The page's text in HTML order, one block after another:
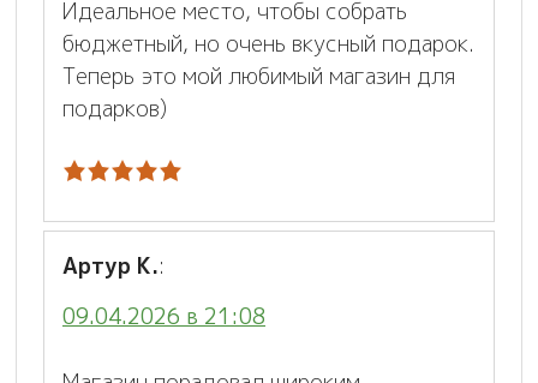
Идеальное место, чтобы собрать
бюджетный, но очень вкусный подарок.
Теперь это мой любимый магазин для
подарков)
Артур К.:
09.04.2026 в 21:08